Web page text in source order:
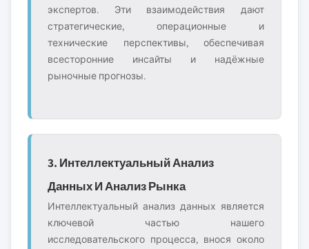
экспертов. Эти взаимодействия дают
стратегические, операционные и
технические перспективы, обеспечивая
всесторонние инсайты и надёжные
рыночные прогнозы.
3. Интеллектуальный Анализ
Данных И Анализ Рынка
Интеллектуальный анализ данных является
ключевой частью нашего
исследовательского процесса, внося около